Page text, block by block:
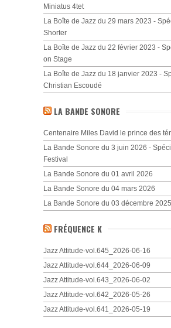
Miniatus 4tet
La Boîte de Jazz du 29 mars 2023 -
Shorter
La Boîte de Jazz du 22 février 2023 -
on Stage
La Boîte de Jazz du 18 janvier 2023 -
Christian Escoudé
LA BANDE SONORE
Centenaire Miles David le prince des
La Bande Sonore du 3 juin 2026 -
Festival
La Bande Sonore du 01 avril 2026
La Bande Sonore du 04 mars 2026
La Bande Sonore du 03 décembre 2025
FRÉQUENCE K
Jazz Attitude-vol.645_2026-06-16
Jazz Attitude-vol.644_2026-06-09
Jazz Attitude-vol.643_2026-06-02
Jazz Attitude-vol.642_2026-05-26
Jazz Attitude-vol.641_2026-05-19